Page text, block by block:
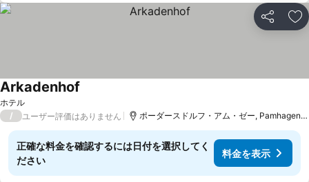
シェア お
ホテル
Arkadenhof
/ ユーザー評価はありません ポーダースドルフ・アム・ゼー, Pamhagen
正確な料金を確認するには日付を選択してく
ださい
料金を表示